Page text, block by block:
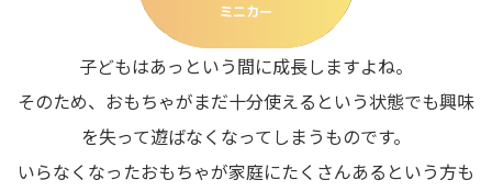
ミニカー
子どもはあっという間に成長しますよね。
そのため、おもちゃがまだ十分使えるという状態でも興味
を失って遊ばなくなってしまうものです。
いらなくなったおもちゃが家庭にたくさんあるという方も